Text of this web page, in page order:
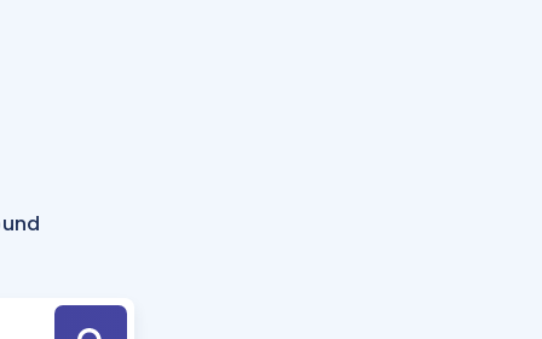
Hesaplama Aracı
için Öneriler
Tek Takvimde
Hoca ile seni sınava hazırlayacak onlarca eğitim seni bekliyor!